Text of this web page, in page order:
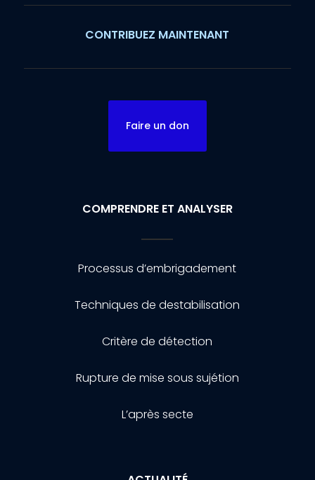
CONTRIBUEZ MAINTENANT
Faire un don
COMPRENDRE ET ANALYSER
Processus d’embrigadement
Techniques de destabilisation
Critère de détection
Rupture de mise sous sujétion
L’après secte